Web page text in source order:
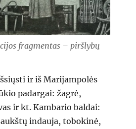
fragmentas – piršlybų
ir iš Marijampolės
padargai: žagrė,
ir kt. Kambario baldai:
indauja, tobokinė,